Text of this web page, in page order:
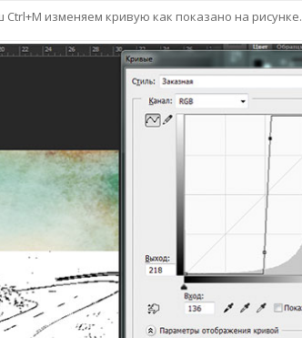
изменяем кривую как показано на рисунке.